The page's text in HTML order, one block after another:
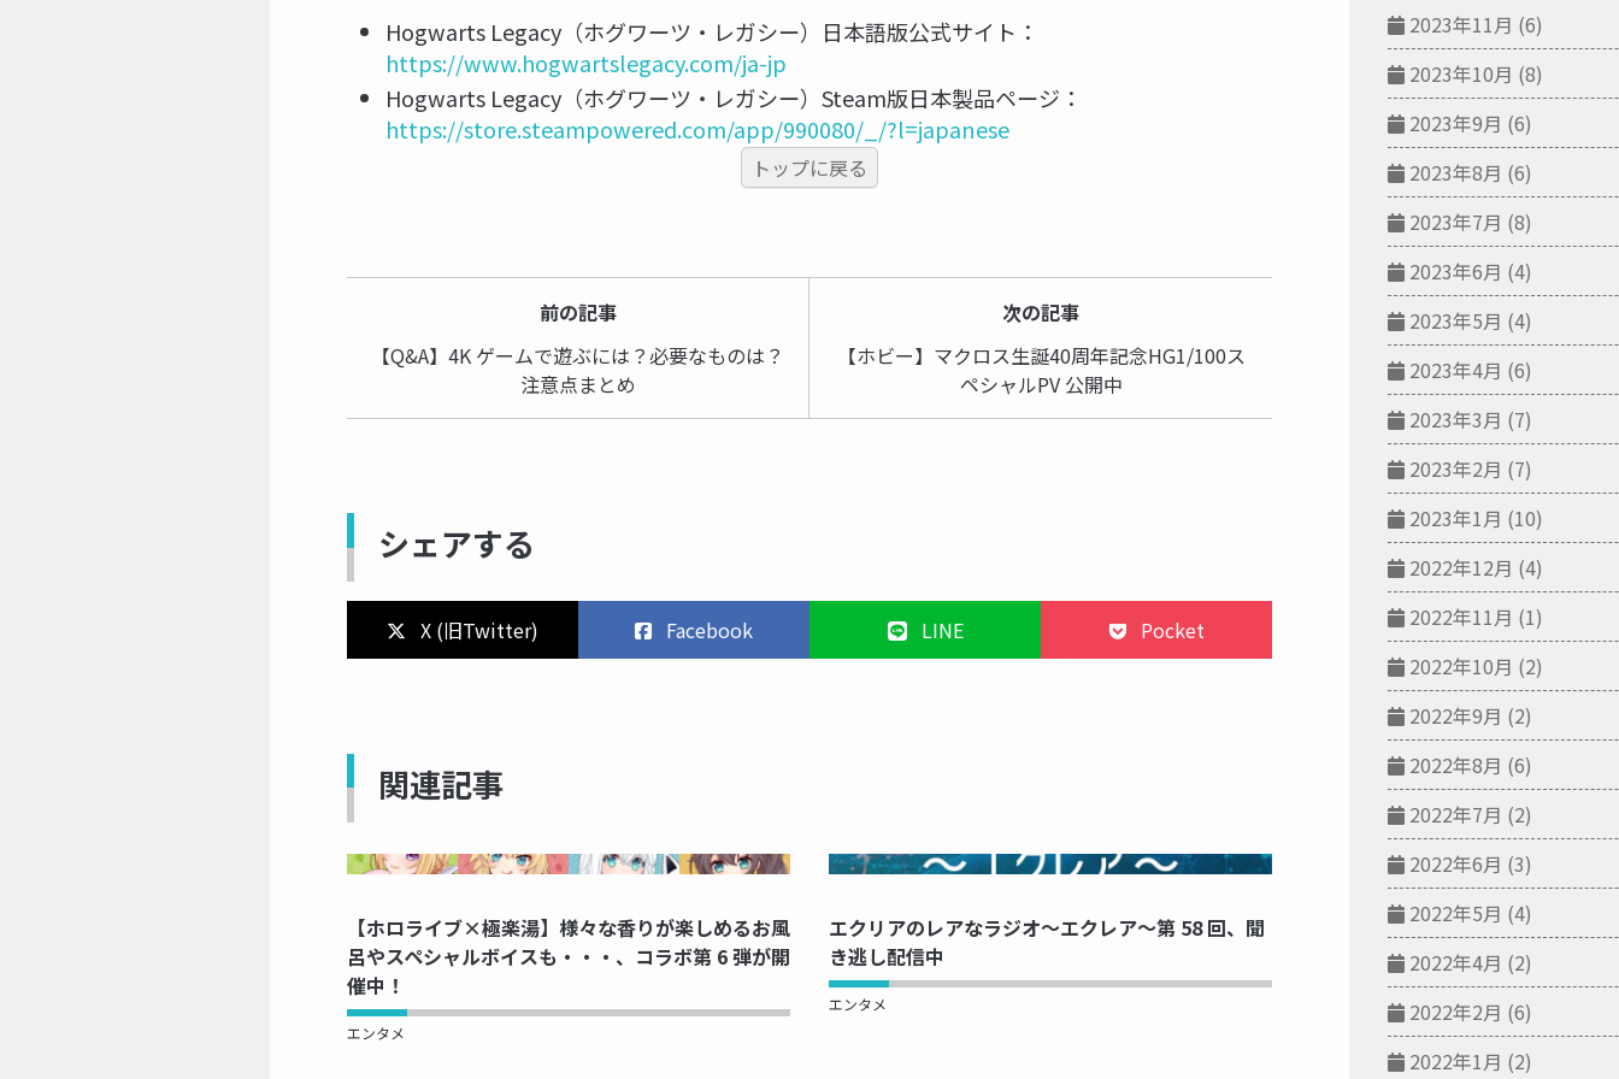
Hogwarts Legacy（ホグワーツ・レガシー）日本語版公式サイト：
https://www.hogwartslegacy.com/ja-jp
Hogwarts Legacy（ホグワーツ・レガシー）Steam版日本製品ページ：
https://store.steampowered.com/app/990080/_/?l=japanese
トップに戻る
前の記事
【Q&A】4K ゲームで遊ぶには？必要なものは？
注意点まとめ
次の記事
【ホビー】マクロス生誕40周年記念HG1/100ス
ペシャルPV 公開中
シェアする
X (旧Twitter) Facebook LINE Pocket
関連記事
NOW PRINTING...
【ホロライブ×極楽湯】様々な香りが楽しめるお風
呂やスペシャルボイスも・・・、コラボ第 6 弾が開
催中！
エンタメ
NOW PRINTING...
エクリアのレアなラジオ～エクレア～第 58 回、聞
き逃し配信中
エンタメ
2023年11月 (6)
2023年10月 (8)
2023年9月 (6)
2023年8月 (6)
2023年7月 (8)
2023年6月 (4)
2023年5月 (4)
2023年4月 (6)
2023年3月 (7)
2023年2月 (7)
2023年1月 (10)
2022年12月 (4)
2022年11月 (1)
2022年10月 (2)
2022年9月 (2)
2022年8月 (6)
2022年7月 (2)
2022年6月 (3)
2022年5月 (4)
2022年4月 (2)
2022年2月 (6)
2022年1月 (2)